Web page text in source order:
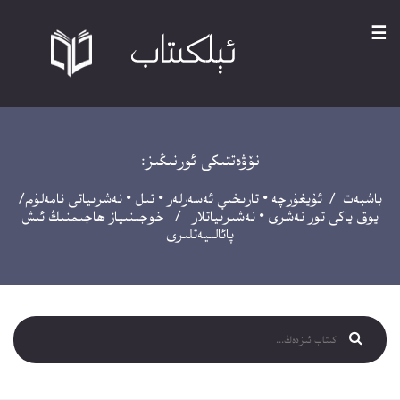
☰
نۆۋەتتىكى ئورنىڭىز:
باشبەت /ئۇيغۇرچە •تارىخىي ئەسەرلەر •تىل •نەشرىياتى نامەلۇم/
يوق ياكى تور نەشرى • نەشىرىياتلار / خوجىنىياز ھاجىمنىڭ ئىش
پائالىيەتلىرى